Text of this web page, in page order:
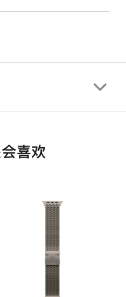
喜欢